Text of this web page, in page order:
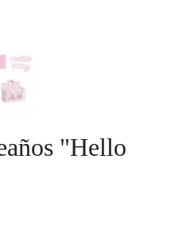
"Hello